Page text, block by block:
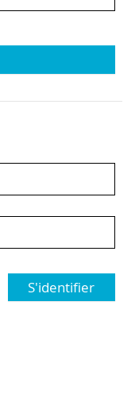
S'identifier